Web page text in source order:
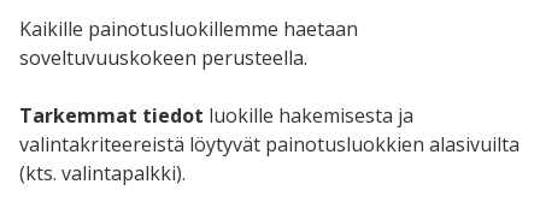
Kaikille painotusluokillemme haetaan
soveltuvuuskokeen perusteella.
Tarkemmat tiedot luokille hakemisesta ja
valintakriteereistä löytyvät painotusluokkien alasivuilta
(kts. valintapalkki).